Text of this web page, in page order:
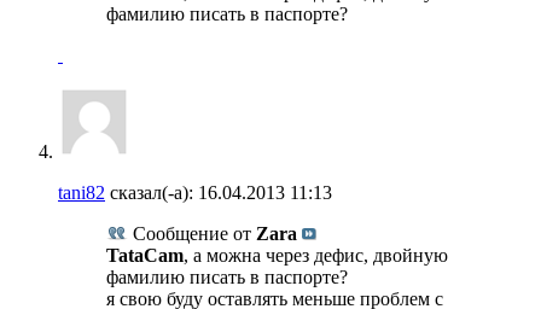
фамилию писать в паспорте?
tani82 сказал(-а): 16.04.2013 11:13
Сообщение от Zara
TataCam, а можна через дефис, двойную
фамилию писать в паспорте?
я свою буду оставлять меньше проблем с